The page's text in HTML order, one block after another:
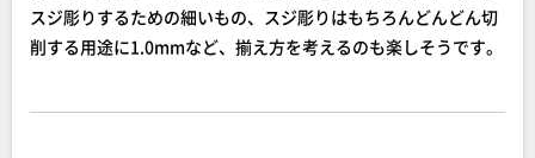
スジ彫りするための細いもの、スジ彫りはもちろんどんどん切
削する用途に1.0mmなど、揃え方を考えるのも楽しそうです。